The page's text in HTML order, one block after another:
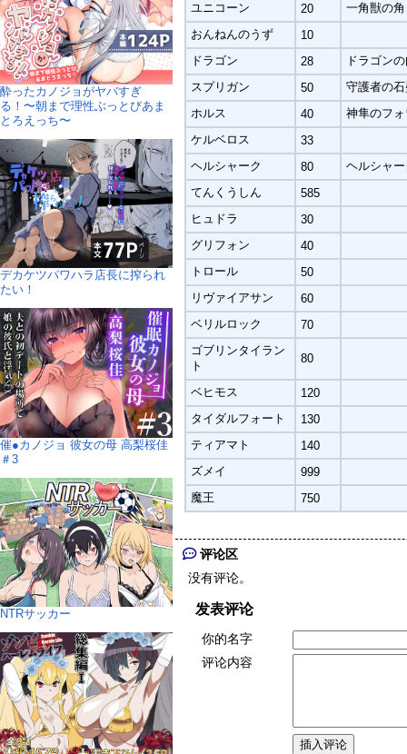
ユニコーン
20
一角獣の角
おんねんのうず
10
ドラゴン
28
ドラゴン
スプリガン
50
守護者の
ホルス
40
神隼のフ
ケルベロス
33
ヘルシャーク
80
ヘルシャ
てんくうしん
585
ヒュドラ
30
グリフォン
40
トロール
50
リヴァイアサン
60
ベリルロック
70
ゴブリンタイラン
ト
80
ベヒモス
120
タイダルフォート
130
ティアマト
140
ズメイ
999
魔王
750
评论区
没有评论。
发表评论
你的名字
评论内容
酔ったカノジョがヤバすぎ
る！〜朝まで理性ぶっとびあま
とろえっち〜
デカケツパワハラ店長に搾られ
たい！
催●カノジョ 彼女の母 高梨桜佳
＃3
NTRサッカー